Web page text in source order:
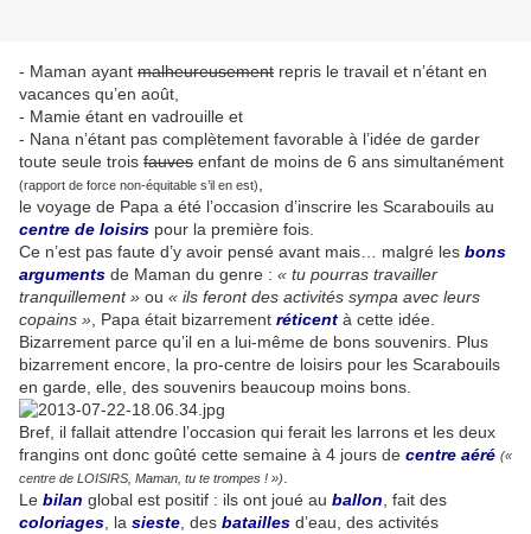
- Maman ayant malheureusement repris le travail et n’étant en
vacances qu’en août,
- Mamie étant en vadrouille et
- Nana n’étant pas complètement favorable à l’idée de garder
toute seule trois fauves enfant de moins de 6 ans simultanément
(rapport de force non-équitable s’il en est)
le voyage de Papa a été l’occasion d’inscrire les Scarabouils au
centre de loisirs pour la première fois.
Ce n’est pas faute d’y avoir pensé avant mais… malgré les bons
arguments de Maman du genre : « tu pourras travailler
tranquillement » ou « ils feront des activités sympa avec leurs
copains » , Papa était bizarrement réticent à cette idée.
Bizarrement parce qu’il en a lui-même de bons souvenirs. Plus
bizarrement encore, la pro-centre de loisirs pour les Scarabouils
en garde, elle, des souvenirs beaucoup moins bons.
Bref, il fallait attendre l’occasion qui ferait les larrons et les deux
frangins ont donc goûté cette semaine à 4 jours de centre aéré («
centre de LOISIRS, Maman, tu te trompes ! »)
Le bilan global est positif : ils ont joué au ballon , fait des
coloriages , la sieste , des batailles d’eau, des activités